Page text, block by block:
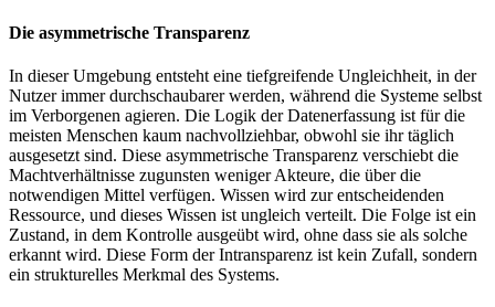
Die asymmetrische Transparenz
In dieser Umgebung entsteht eine tiefgreifende Ungleichheit, in der
Nutzer immer durchschaubarer werden, während die Systeme selbst
im Verborgenen agieren. Die Logik der Datenerfassung ist für die
meisten Menschen kaum nachvollziehbar, obwohl sie ihr täglich
ausgesetzt sind. Diese asymmetrische Transparenz verschiebt die
Machtverhältnisse zugunsten weniger Akteure, die über die
notwendigen Mittel verfügen. Wissen wird zur entscheidenden
Ressource, und dieses Wissen ist ungleich verteilt. Die Folge ist ein
Zustand, in dem Kontrolle ausgeübt wird, ohne dass sie als solche
erkannt wird. Diese Form der Intransparenz ist kein Zufall, sondern
ein strukturelles Merkmal des Systems.